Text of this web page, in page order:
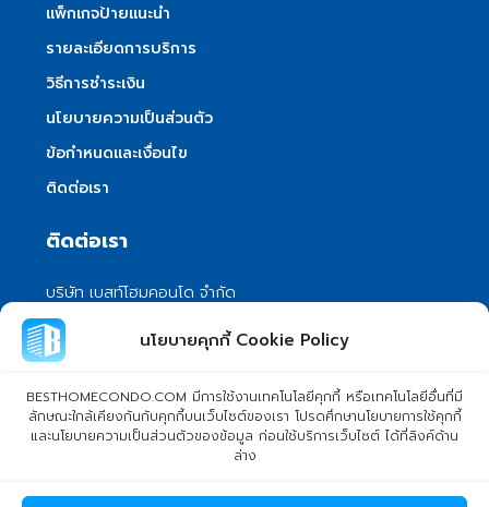
นโยบายคุกกี้ Cookie Policy
BESTHOMECONDO.COM มีการใช้งานเทคโนโลยีคุกกี้ หรือเทคโนโลยีอื่นที่มี
ลักษณะใกล้เคียงกันกับคุกกี้บนเว็บไซต์ของเรา โปรดศึกษานโยบายการใช้คุกกี้
และนโยบายความเป็นส่วนตัวของข้อมูล ก่อนใช้บริการเว็บไซต์ ได้ที่ลิงค์ด้าน
ล่าง
แพ็กเกจป้ายแนะนำ
รายละเอียดการบริการ
วิธีการชำระเงิน
นโยบายความเป็นส่วนตัว
ข้อกำหนดและเงื่อนไข
ติดต่อเรา
ติดต่อเรา
บริษัท เบสท์โฮมคอนโด จำกัด
101/399 หมู่ 7 แขวงลําผักชี เขตหนองจอก
กรุงเทพมหานคร 10530
info@besthomecondo.com
© Copyright 2024 BESTHOMECONDO CO., LTD. - All rights